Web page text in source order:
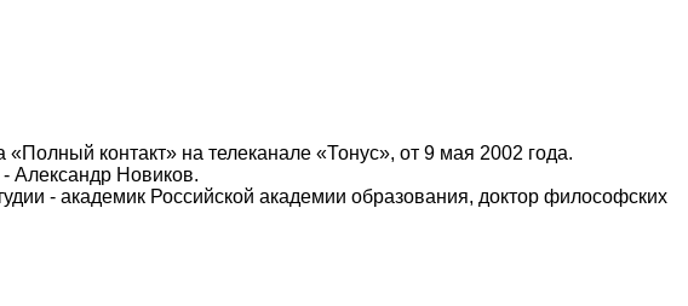
«Полный контакт» на телеканале «Тонус», от 9 мая 2002 года.
Александр Новиков.
- академик Российской академии образования, доктор философских